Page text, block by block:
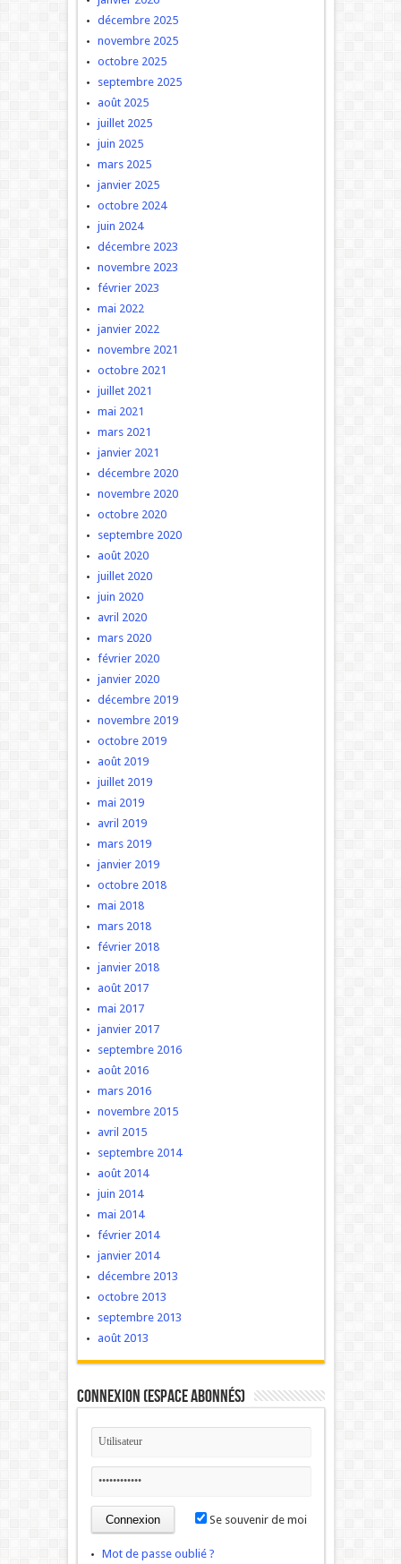
décembre 2025
novembre 2025
octobre 2025
septembre 2025
août 2025
juillet 2025
juin 2025
mars 2025
janvier 2025
octobre 2024
juin 2024
décembre 2023
novembre 2023
février 2023
mai 2022
janvier 2022
novembre 2021
octobre 2021
juillet 2021
mai 2021
mars 2021
janvier 2021
décembre 2020
novembre 2020
octobre 2020
septembre 2020
août 2020
juillet 2020
juin 2020
avril 2020
mars 2020
février 2020
janvier 2020
décembre 2019
novembre 2019
octobre 2019
août 2019
juillet 2019
mai 2019
avril 2019
mars 2019
janvier 2019
octobre 2018
mai 2018
mars 2018
février 2018
janvier 2018
août 2017
mai 2017
janvier 2017
septembre 2016
août 2016
mars 2016
novembre 2015
avril 2015
septembre 2014
août 2014
juin 2014
mai 2014
février 2014
janvier 2014
décembre 2013
octobre 2013
septembre 2013
août 2013
Connexion (Espace Abonnés)
Se souvenir de moi
Mot de passe oublié ?